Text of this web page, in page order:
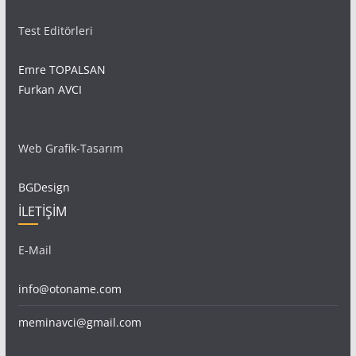
Test Editörleri
Emre TOPALSAN
Furkan AVCI
Web Grafik-Tasarım
BGDesign
İLETİŞİM
E-Mail
info@otoname.com
meminavci@gmail.com